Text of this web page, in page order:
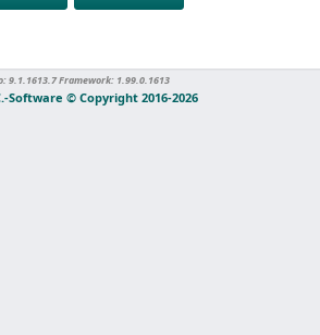
Software © Copyright 2016-2026
9.1.1613.7 Framework: 1.99.0.1613